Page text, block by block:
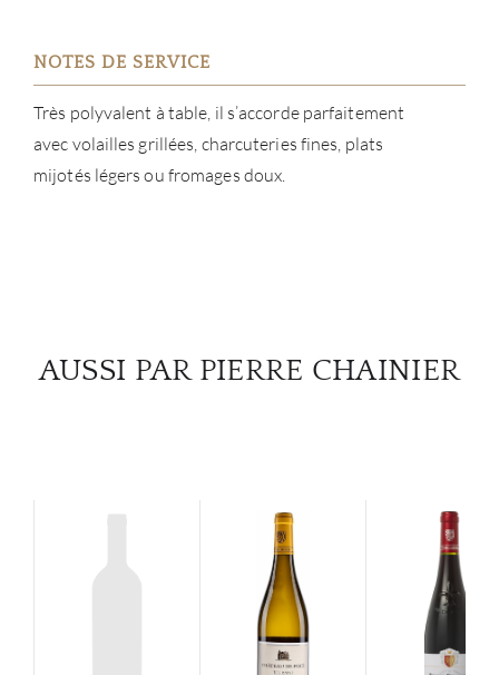
NOTES DE SERVICE
Très polyvalent à table, il s’accorde parfaitement
avec volailles grillées, charcuteries fines, plats
mijotés légers ou fromages doux.
AUSSI PAR PIERRE CHAINIER